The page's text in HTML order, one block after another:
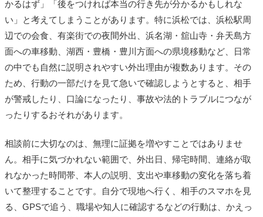
かるはず」「後をつければ本当の行き先が分かるかもしれな
い」と考えてしまうことがあります。特に浜松では、浜松駅周
辺での会食、有楽街での夜間外出、浜名湖・舘山寺・弁天島方
面への車移動、湖西・豊橋・豊川方面への県境移動など、日常
の中でも自然に説明されやすい外出理由が複数あります。その
ため、行動の一部だけを見て急いで確認しようとすると、相手
が警戒したり、口論になったり、事故や法的トラブルにつなが
ったりするおそれがあります。
相談前に大切なのは、無理に証拠を増やすことではありませ
ん。相手に気づかれない範囲で、外出日、帰宅時間、連絡が取
れなかった時間帯、本人の説明、支出や車移動の変化を落ち着
いて整理することです。自分で現地へ行く、相手のスマホを見
る、GPSで追う、職場や知人に確認するなどの行動は、かえっ